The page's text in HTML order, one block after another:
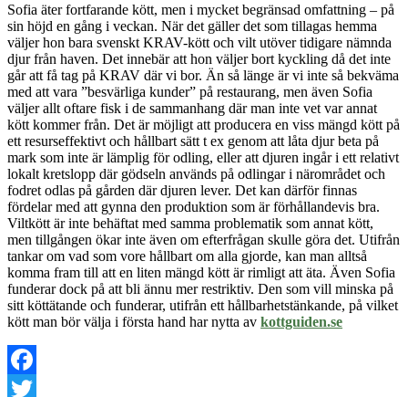
Sofia äter fortfarande kött, men i mycket begränsad omfattning – på
sin höjd en gång i veckan. När det gäller det som tillagas hemma
väljer hon bara svenskt KRAV-kött och vilt utöver tidigare nämnda
djur från haven. Det innebär att hon väljer bort kyckling då det inte
går att få tag på KRAV där vi bor. Än så länge är vi inte så bekväma
med att vara ”besvärliga kunder” på restaurang, men även Sofia
väljer allt oftare fisk i de sammanhang där man inte vet var annat
kött kommer från. Det är möjligt att producera en viss mängd kött på
ett resurseffektivt och hållbart sätt t ex genom att låta djur beta på
mark som inte är lämplig för odling, eller att djuren ingår i ett relativt
lokalt kretslopp där gödseln används på odlingar i närområdet och
fodret odlas på gården där djuren lever. Det kan därför finnas
fördelar med att gynna den produktion som är förhållandevis bra.
Viltkött är inte behäftat med samma problematik som annat kött,
men tillgången ökar inte även om efterfrågan skulle göra det. Utifrån
tankar om vad som vore hållbart om alla gjorde, kan man alltså
komma fram till att en liten mängd kött är rimligt att äta. Även Sofia
funderar dock på att bli ännu mer restriktiv. Den som vill minska på
sitt köttätande och funderar, utifrån ett hållbarhetstänkande, på vilket
kött man bör välja i första hand har nytta av kottguiden.se
Facebook